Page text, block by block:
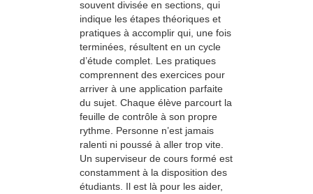
souvent divisée en sections, qui
indique les étapes théoriques et
pratiques à accomplir qui, une fois
terminées, résultent en un cycle
d’étude complet. Les pratiques
comprennent des exercices pour
arriver à une application parfaite
du sujet. Chaque élève parcourt la
feuille de contrôle à son propre
rythme. Personne n’est jamais
ralenti ni poussé à aller trop vite.
Un superviseur de cours formé est
constamment à la disposition des
étudiants. Il est là pour les aider,